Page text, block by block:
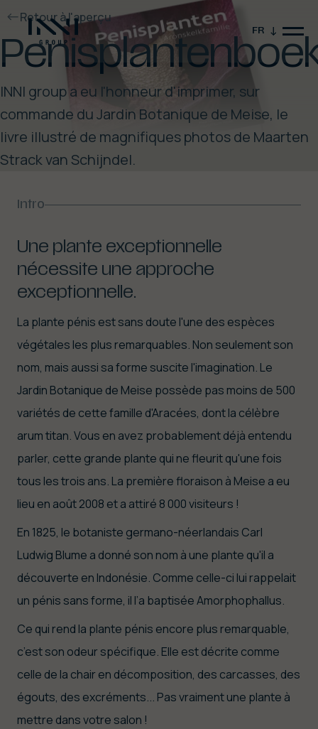
FR
Retour à l'aperçu
INNI group a eu l'honneur d'imprimer, sur
commande du Jardin Botanique de Meise, le
livre illustré de magnifiques photos de Maarten
Strack van Schijndel.
Intro
Une plante exceptionnelle
nécessite une approche
exceptionnelle.
La plante pénis est sans doute l'une des espèces
végétales les plus remarquables. Non seulement son
nom, mais aussi sa forme suscite l'imagination. Le
Jardin Botanique de Meise possède pas moins de 500
variétés de cette famille d'Aracées, dont la célèbre
arum titan. Vous en avez probablement déjà entendu
parler, cette grande plante qui ne fleurit qu'une fois
tous les trois ans. La première floraison à Meise a eu
lieu en août 2008 et a attiré 8 000 visiteurs !
En 1825, le botaniste germano-néerlandais Carl
Ludwig Blume a donné son nom à une plante qu'il a
découverte en Indonésie. Comme celle-ci lui rappelait
un pénis sans forme, il l’a baptisée Amorphophallus.
Ce qui rend la plante pénis encore plus remarquable,
c’est son odeur spécifique. Elle est décrite comme
celle de la chair en décomposition, des carcasses, des
égouts, des excréments... Pas vraiment une plante à
mettre dans votre salon !
Fermer la vidéo